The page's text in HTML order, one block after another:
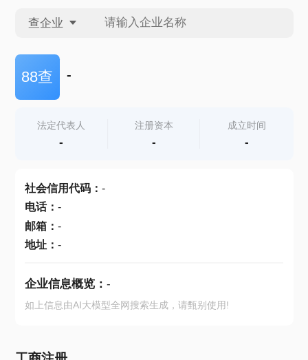
查企业
查企业
查产地
88查 -
法定代表人
-
注册资本
-
成立时间
-
社会信用代码： -
电话： -
邮箱： -
地址： -
企业信息概览： -
如上信息由AI大模型全网搜索生成，请甄别使用!